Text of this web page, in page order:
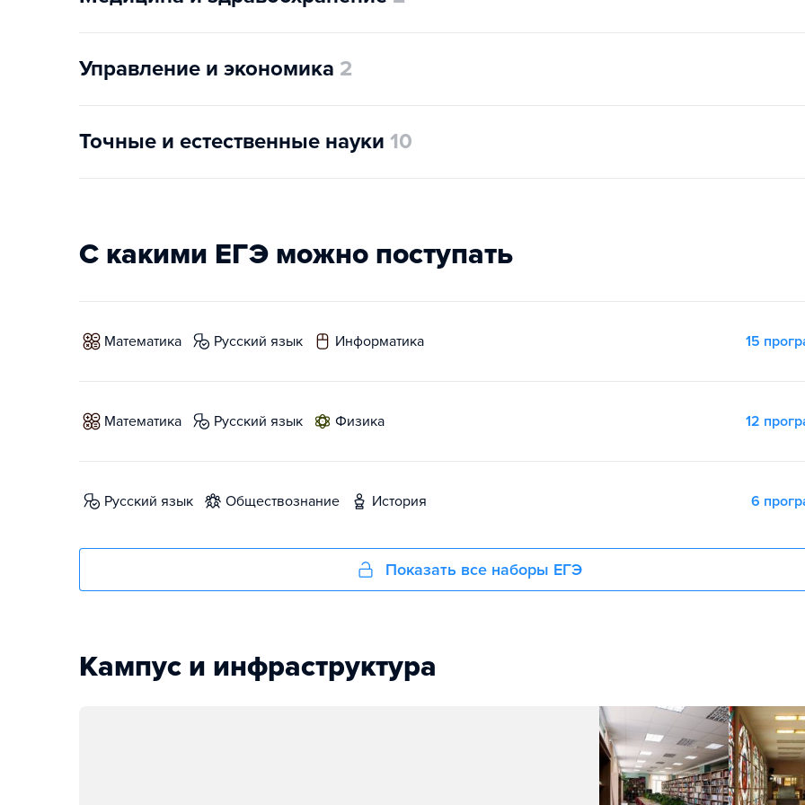
Управление и экономика 2
Точные и естественные науки 10
С какими ЕГЭ можно поступать
математика русский язык информатика 15
математика русский язык физика 12
русский язык обществознание история 6
Показать все наборы ЕГЭ
Кампус и инфраструктура